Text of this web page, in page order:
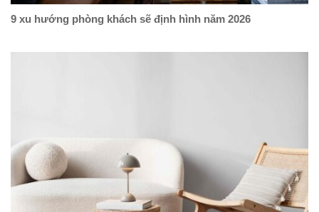
9 xu hướng phòng khách sẽ định hình năm 2026